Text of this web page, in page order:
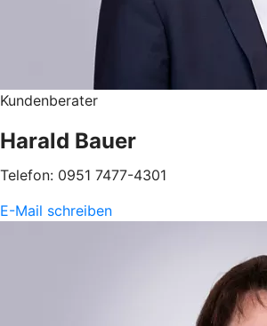
Kundenberater
Harald Bauer
Telefon: 0951 7477-4301
E-Mail schreiben